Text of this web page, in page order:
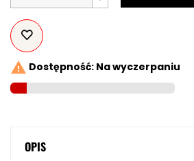
 Dostępność: Na wyczerpaniu
OPIS